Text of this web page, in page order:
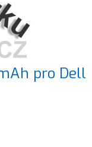
pro Dell